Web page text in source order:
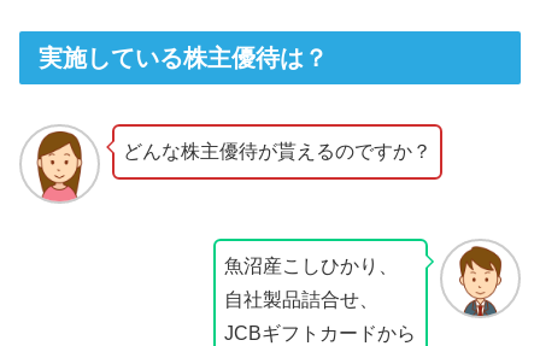
実施している株主優待は？
どんな株主優待が貰えるのですか？
魚沼産こしひかり、
自社製品詰合せ、
JCBギフトカードから